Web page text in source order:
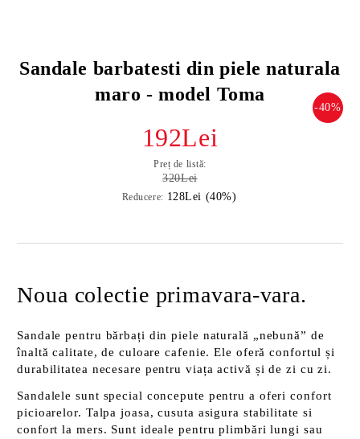
Sandale barbatesti din piele naturala
maro - model Toma
-40%
192Lei
Preț de listă:
320Lei
Reducere: 128Lei (40%)
Noua colectie primavara-vara.
Sandale pentru bărbați din piele naturală „nebună” de
înaltă calitate, de culoare cafenie. Ele oferă confortul și
durabilitatea necesare pentru viața activă și de zi cu zi.
Sandalele sunt special concepute pentru a oferi confort
picioarelor. Talpa joasa, cusuta asigura stabilitate si
confort la mers. Sunt ideale pentru plimbări lungi sau